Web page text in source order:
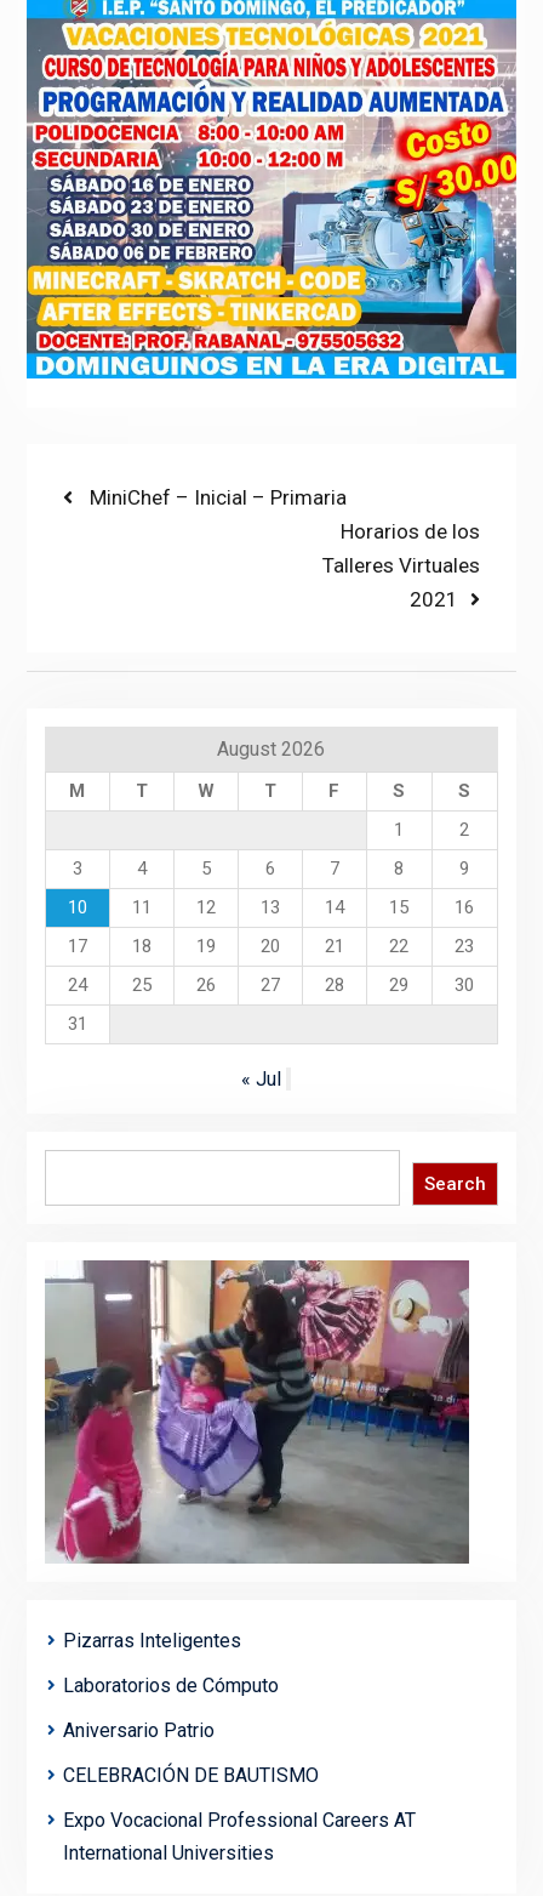
PostPrevious
MiniChef – Inicial – Primaria
Next
post:
Horarios de los
Talleres Virtuales
2021
August 2026
M T W T F S
S
1
2
3
4 5 6 7 8
9
10
11 12 13 14 15
16
17
18 19 20 21 22
23
24
25 26 27 28 29
30
31
« Jul
Search
Pizarras Inteligentes
Laboratorios de Cómputo
Aniversario Patrio
CELEBRACIÓN DE BAUTISMO
Expo Vocacional Professional Careers AT
International Universities